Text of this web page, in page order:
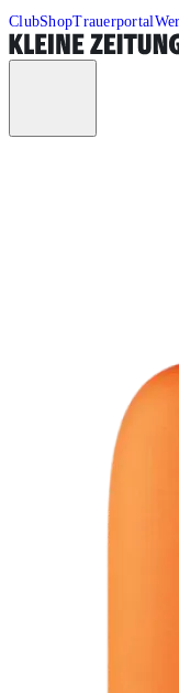
ClubShopTrauerportal